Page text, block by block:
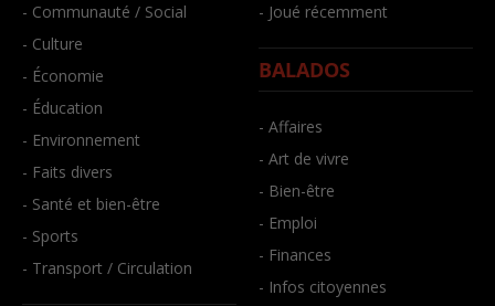
- Communauté / Social
- Culture
- Économie
- Éducation
- Environnement
- Faits divers
- Santé et bien-être
- Sports
- Transport / Circulation
- Joué récemment
BALADOS
- Affaires
- Art de vivre
- Bien-être
- Emploi
- Finances
- Infos citoyennes